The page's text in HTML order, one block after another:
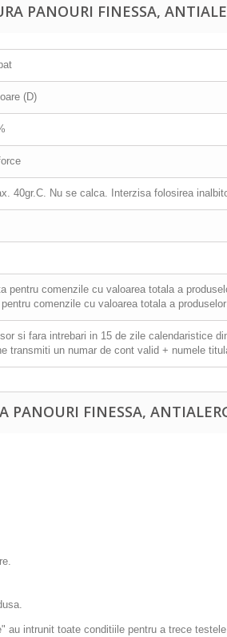
PANOURI FINESSA,
(D)
40gr.C. Nu se calca. Interzisa folosirea
pentru comenzile cu valoarea totala a
comenzile cu valoarea totala a
si fara intrebari in 15 de zile calendaristice
transmiti un numar de cont valid + numele
PANOURI FINESSA,
intrunit toate conditiile pentru a trece